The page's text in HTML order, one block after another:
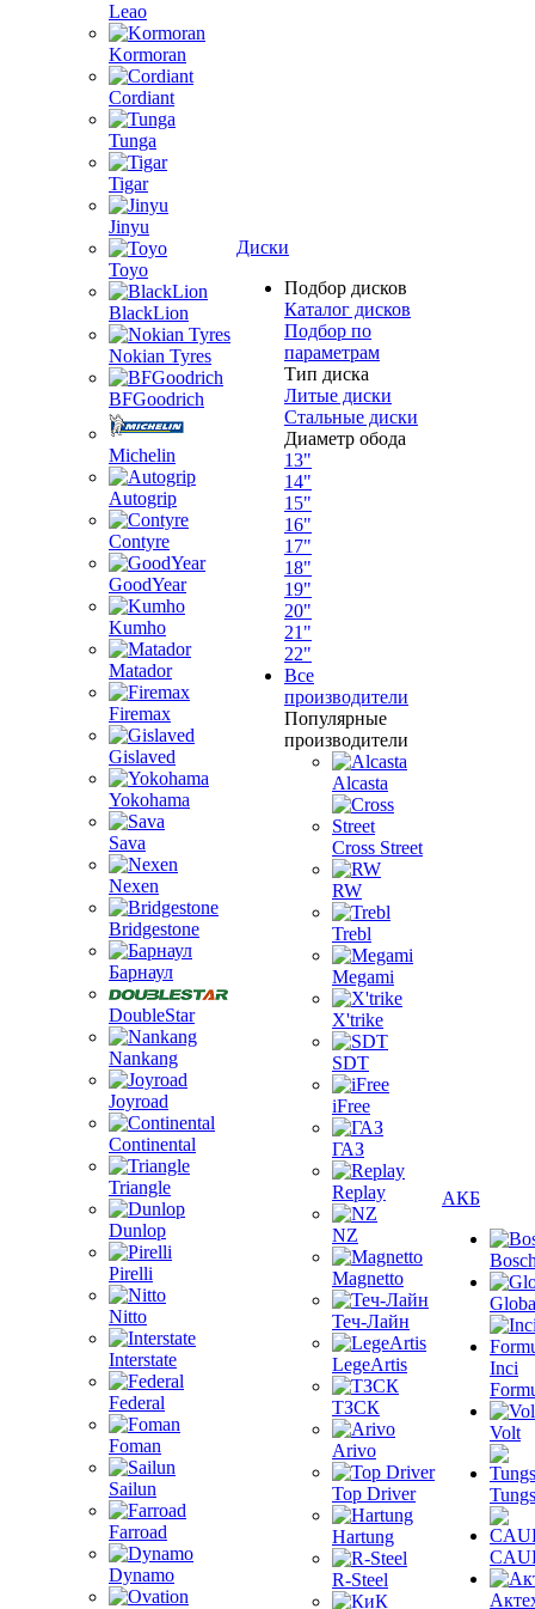
Leao
Kormoran
Cordiant
Tunga
Tigar
Jinyu
Toyo
BlackLion
Nokian Tyres
BFGoodrich
Michelin
Autogrip
Contyre
GoodYear
Kumho
Matador
Firemax
Gislaved
Yokohama
Sava
Nexen
Bridgestone
Барнаул
DoubleStar
Nankang
Joyroad
Continental
Triangle
Dunlop
Pirelli
Nitto
Interstate
Federal
Foman
Sailun
Farroad
Dynamo
Диски
Подбор дисков
Каталог дисков
Подбор по
параметрам
Тип диска
Литые диски
Стальные диски
Диаметр обода
13"
14"
15"
16"
17"
18"
19"
20"
21"
22"
Все
производители
Популярные
производители
Alcasta
Cross Street
RW
Trebl
Megami
X'trike
SDT
iFree
ГАЗ
Replay
NZ
Magnetto
Теч-Лайн
LegeArtis
ТЗСК
Arivo
Top Driver
Hartung
R-Steel
АКБ
Inci
Volt